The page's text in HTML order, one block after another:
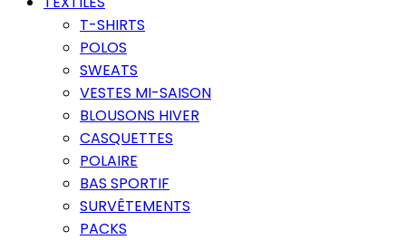
T-SHIRTS
POLOS
SWEATS
VESTES MI-SAISON
BLOUSONS HIVER
CASQUETTES
POLAIRE
BAS SPORTIF
SURVÊTEMENTS
PACKS